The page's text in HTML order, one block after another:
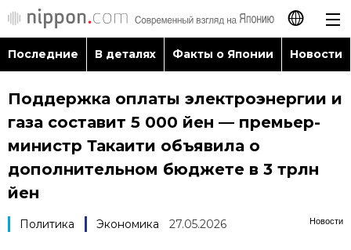
日本語
English
繁體字
Последние
В деталях
Последние В деталях Факты о Японии Новости
Поддержка оплаты электроэнергии и
газа составит 5 000 йен — премьер-
министр Такаити объявила о
дополнительном бюджете в 3 трлн
йен
Новости
Политика Экономика 27.05.2026